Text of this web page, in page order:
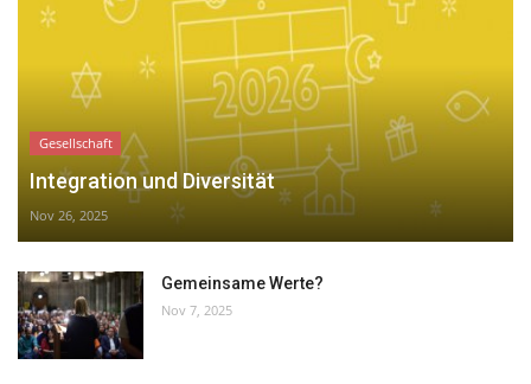
Gesellschaft
Integration und Diversität
Nov 26, 2025
Gemeinsame Werte?
Nov 7, 2025